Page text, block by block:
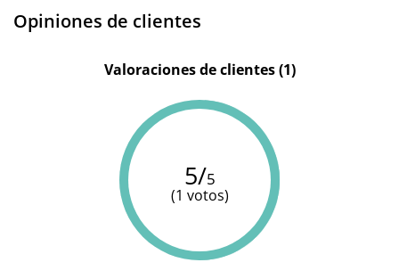
Opiniones de clientes
Valoraciones de clientes (1)
5/5
(1 votos)